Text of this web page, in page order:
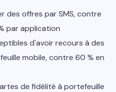
des offres par SMS, contre
par application
d'avoir recours à des
mobile, contre 60 % en
de fidélité à portefeuille